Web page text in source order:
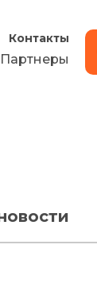
Контакты
Партнеры